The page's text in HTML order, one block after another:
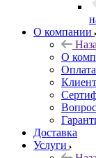
О компании
О
Оплата
Доставка
Услуги